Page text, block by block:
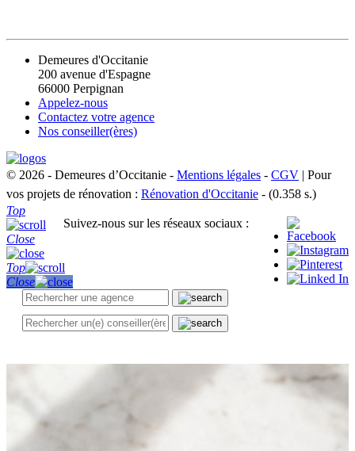
Demeures d'Occitanie
200 avenue d'Espagne
66000 Perpignan
Appelez-nous
Contactez votre agence
Nos conseiller(ères)
© 2026 - Demeures d’Occitanie - Mentions légales - CGV | Pour
vos projets de rénovation : Rénovation d'Occitanie - (0.358 s.)
Suivez-nous sur les réseaux sociaux :
Top
Close
Top
Close